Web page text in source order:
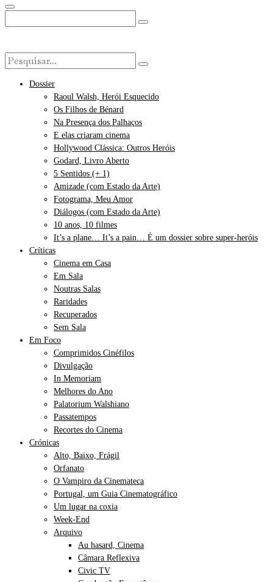
Dossier
Raoul Walsh, Herói Esquecido
Os Filhos de Bénard
Na Presença dos Palhaços
E elas criaram cinema
Hollywood Clássica: Outros Heróis
Godard, Livro Aberto
5 Sentidos (+ 1)
Amizade (com Estado da Arte)
Fotograma, Meu Amor
Diálogos (com Estado da Arte)
10 anos, 10 filmes
It’s a plane… It’s a pain… É um dossier sobre super-heróis
Críticas
Cinema em Casa
Em Sala
Noutras Salas
Raridades
Recuperados
Sem Sala
Em Foco
Comprimidos Cinéfilos
Divulgação
In Memoriam
Melhores do Ano
Palatorium Walshiano
Passatempos
Recortes do Cinema
Crónicas
Alto, Baixo, Frágil
Orfanato
O Vampiro da Cinemateca
Portugal, um Guia Cinematográfico
Um lugar na coxia
Week-End
Arquivo
Au hasard, Cinema
Câmara Reflexiva
Civic TV